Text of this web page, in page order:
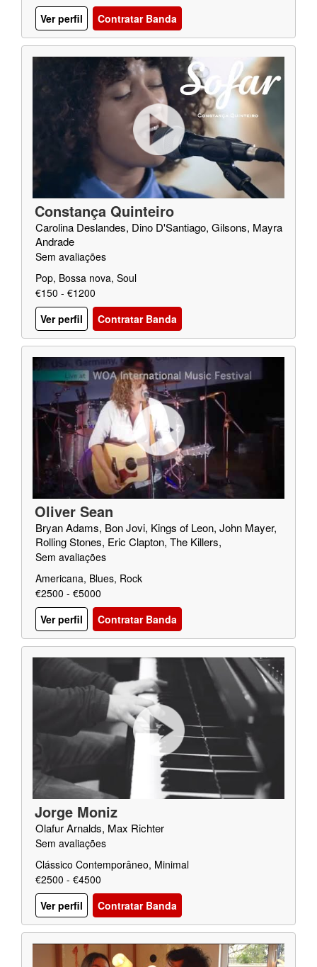
Ver perfil
Contratar Banda
Constança Quinteiro
Carolina Deslandes, Dino D'Santiago, Gilsons, Mayra
Andrade
Sem avaliações
Pop, Bossa nova, Soul
€150 - €1200
Ver perfil
Contratar Banda
Oliver Sean
Bryan Adams, Bon Jovi, Kings of Leon, John Mayer,
Rolling Stones, Eric Clapton, The Killers,
Sem avaliações
Americana, Blues, Rock
€2500 - €5000
Ver perfil
Contratar Banda
Jorge Moniz
Olafur Arnalds, Max Richter
Sem avaliações
Clássico Contemporâneo, Minimal
€2500 - €4500
Ver perfil
Contratar Banda